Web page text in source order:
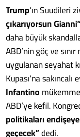
Trump’ın Suudileri
çıkarıyorsun
daha büyük
ABD’nin göç ve
uygulanan seyahat
Kupası’na
Infantino
ABD’ye kefil.
politikaları
geçecek”dedi.